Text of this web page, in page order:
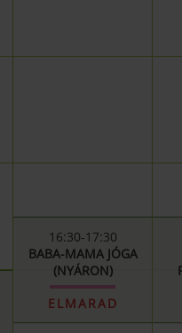
16:30-17:30
BABA-MAMA JÓGA
(NYÁRON)
ELMARAD